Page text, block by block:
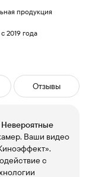
продукция
2019 года
Отзывы
Ваши видео
с